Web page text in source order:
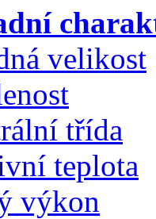
velikost
třída
teplota
výkon